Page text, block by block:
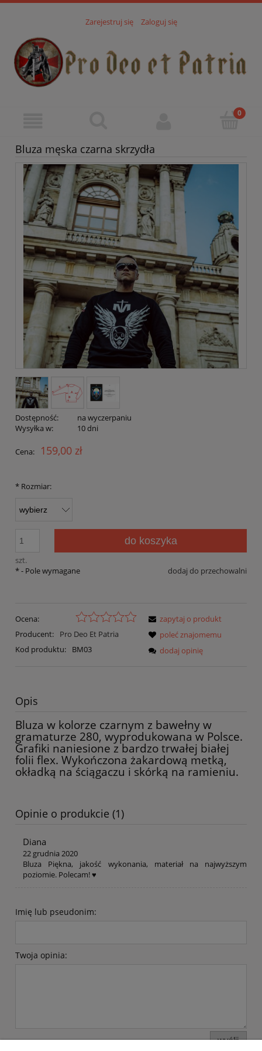
Zarejestruj się Zaloguj się
Bluza męska czarna skrzydła
Dostępność:
na wyczerpaniu
Wysyłka w:
10 dni
Cena: 159,00 zł
* Rozmiar:
szt.
do koszyka
dodaj do przechowalni
*- Pole wymagane
Ocena:
Producent:
Pro Deo Et Patria
Kod produktu:
BM03
zapytaj o produkt
poleć znajomemu
dodaj opinię
Opis
Bluza w kolorze czarnym z bawełny w
gramaturze 280, wyprodukowana w Polsce.
Grafiki naniesione z bardzo trwałej białej
folii flex. Wykończona żakardową metką,
okładką na ściągaczu i skórką na ramieniu.
Opinie o produkcie (1)
Diana
22 grudnia 2020
Bluza Piękna, jakość wykonania, materiał na najwyższym
poziomie. Polecam! ♥️
Imię lub pseudonim:
Twoja opinia:
wyślij